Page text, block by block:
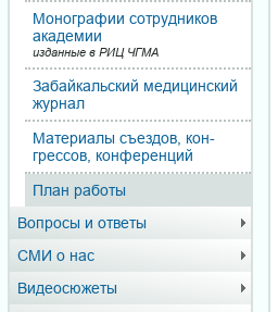
Монографии сотрудников
академии
изданные в РИЦ ЧГМА
Забайкальский медицинский
журнал
Материалы съездов, кон­
грес­сов, конференций
План работы
Вопросы и ответы
СМИ о нас
Видеосюжеты